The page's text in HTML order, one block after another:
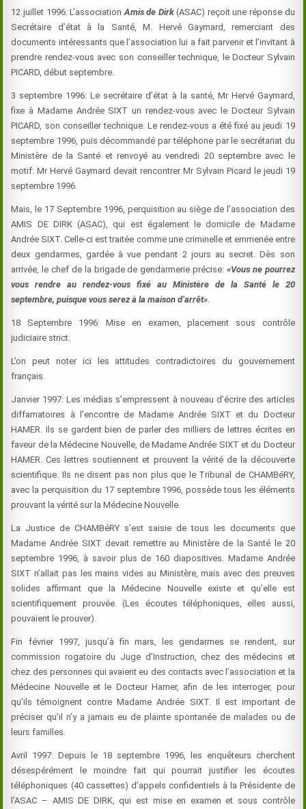
12 juillet 1996: L’association Amis de Dirk(ASAC) reçoit une réponse du
Secrétaire d’état à la Santé, M. Hervé Gaymard, remerciant des
documents intéressants que l’association lui a fait parvenir et l’invitant à
prendre rendez-vous avec son conseiller technique, leDocteurSylvain
PICARD, début septembre.
3 septembre 1996: Le secrétaire d’état à la santé, Mr Hervé Gaymard,
fixe à Madame Andrée SIXT un rendez-vous avec le DocteurSylvain
PICARD, son conseiller technique. Le rendez-vous a été fixé au jeudi 19
septembre 1996, puis décommandé par téléphone par le secrétariat du
Ministère de la Santé et renvoyé au vendredi 20 septembre avec le
motif: Mr Hervé Gaymard devait rencontrer Mr Sylvain Picard le jeudi 19
septembre 1996.
Mais, le 17 Septembre 1996, perquisition au siège de l’association des
AMIS DE DIRK (ASAC), qui est également le domicile de Madame
Andrée SIXT. Celle-ci est traitée comme une criminelle et emmenée entre
deux gendarmes, gardée à vue pendant 2 jours au secret. Dès son
arrivée, le chef de la brigade de gendarmerie précise: «Vous ne pourrez
vous rendre au rendez-vous fixé au Ministère de la Santé le 20
septembre, puisque vous serez à la maison d’arrêt»
18 Septembre 1996: Mise en examen, placement sous contrôle
judiciaire strict.
L’on peut noter ici les attitudes contradictoires du gouvernement
français.
Janvier 1997: Les médias s’empressent à nouveau d’écrire des articles
diffamatoires à l’encontre de Madame Andrée SIXT et du Docteur
HAMER . Ils se gardent bien de parler des milliers de lettres écrites en
faveur de la Médecine Nouvelle, de Madame Andrée SIXT et du Docteur
HAMER . Ces lettres soutiennent et prouvent la vérité de la découverte
scientifique. Ils ne disent pas non plus que le Tribunal de CHAMBéRY,
avec la perquisition du 17 septembre 1996, possède tous les éléments
prouvant la vérité sur la Médecine Nouvelle.
La Justice de CHAMBéRY s’est saisie de tous les documents que
Madame Andrée SIXT devait remettre au Ministère de la Santé le 20
septembre 1996, à savoir plus de 160 diapositives. Madame Andrée
SIXT n’allait pas les mains vides au Ministère, mais avec des preuves
solides affirmant que la Médecine Nouvelle existe et qu’elle est
scientifiquement prouvée. (Les écoutes téléphoniques, elles aussi,
pouvaient le prouver).
Fin février 1997, jusqu’à fin mars, les gendarmes se rendent, sur
commission rogatoire du Juge d’Instruction, chez des médecins et
chez des personnes qui avaient eu des contacts avec l’association et la
Médecine Nouvelle et le Docteur Hamer, afin de les interroger, pour
qu’ils témoignent contre Madame Andrée SIXT. Il est important de
préciser qu’il n’y a jamais eu de plainte spontanée de malades ou de
leurs familles.
Avril 1997: Depuis le 18 septembre 1996, les enquêteurs cherchent
désespérément le moindre fait qui pourrait justifier les écoutes
téléphoniques (40 cassettes) d’appels confidentiels à la Présidente de
l’ASAC – AMIS DE DIRK, qui est mise en examen et sous contrôle